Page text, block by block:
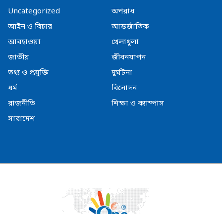
Uncategorized
অপরাধ
আইন ও বিচার
আন্তর্জাতিক
আবহাওয়া
খেলাধুলা
জাতীয়
জীবনযাপন
তথ্য ও প্রযুক্তি
দুর্ঘটনা
ধর্ম
বিনোদন
রাজনীতি
শিক্ষা ও ক্যাম্পাস
সারাদেশ